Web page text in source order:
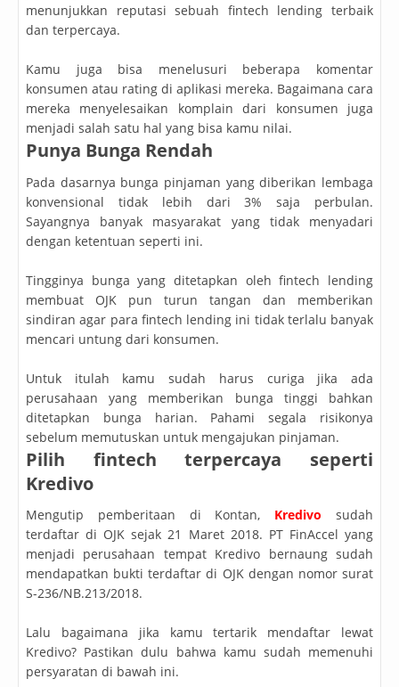
menunjukkan reputasi sebuah fintech lending terbaik
dan terpercaya.
Kamu juga bisa menelusuri beberapa komentar
konsumen atau rating di aplikasi mereka. Bagaimana cara
mereka menyelesaikan komplain dari konsumen juga
menjadi salah satu hal yang bisa kamu nilai.
Punya Bunga Rendah
Pada dasarnya bunga pinjaman yang diberikan lembaga
konvensional tidak lebih dari 3% saja perbulan.
Sayangnya banyak masyarakat yang tidak menyadari
dengan ketentuan seperti ini.
Tingginya bunga yang ditetapkan oleh fintech lending
membuat OJK pun turun tangan dan memberikan
sindiran agar para fintech lending ini tidak terlalu banyak
mencari untung dari konsumen.
Untuk itulah kamu sudah harus curiga jika ada
perusahaan yang memberikan bunga tinggi bahkan
ditetapkan bunga harian. Pahami segala risikonya
sebelum memutuskan untuk mengajukan pinjaman.
Pilih fintech terpercaya seperti
Kredivo
Mengutip pemberitaan di Kontan, Kredivo sudah
terdaftar di OJK sejak 21 Maret 2018. PT FinAccel yang
menjadi perusahaan tempat Kredivo bernaung sudah
mendapatkan bukti terdaftar di OJK dengan nomor surat
S-236/NB.213/2018.
Lalu bagaimana jika kamu tertarik mendaftar lewat
Kredivo? Pastikan dulu bahwa kamu sudah memenuhi
persyaratan di bawah ini.